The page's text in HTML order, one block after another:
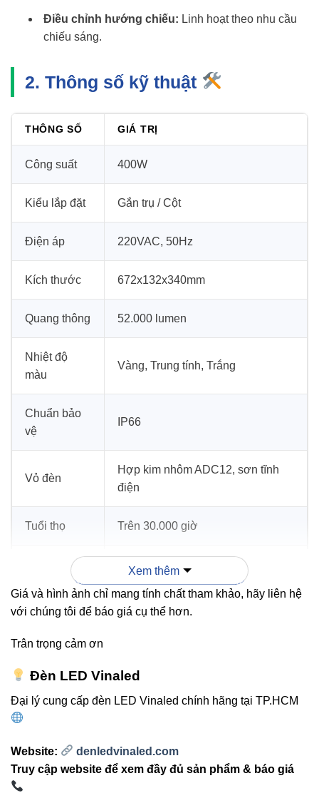
Điều chỉnh hướng chiếu: Linh hoạt theo nhu cầu
chiếu sáng.
2. Thông số kỹ thuật
THÔNG SỐ GIÁ TRỊ
Công suất 400W
Kiểu lắp đặt Gắn trụ / Cột
Điện áp 220VAC, 50Hz
Kích thước 672x132x340mm
Quang thông 52.000 lumen
Nhiệt độ
màu
Vàng, Trung tính, Trắng
Chuẩn bảo
vệ
IP66
Vỏ đèn
Hợp kim nhôm ADC12, sơn tĩnh
điện
Tuổi thọ Trên 30.000 giờ
Bảo hành 3 năm
3. Ứng dụng thực tế
Bãi đỗ xe, công viên, kho bãi, sân vườn.
Các công trình cần ánh sáng mạnh, ổn định và bền
“V2FLM-400 mang đến giải pháp chiếu
Xem thêm
Giá và hình ảnh chỉ mang tính chất tham khảo, hãy liên hệ
với chúng tôi để báo giá cụ thể hơn.
Trân trọng cảm ơn
Đèn LED Vinaled
Đại lý cung cấp đèn LED Vinaled chính hãng tại TP.HCM
Website:
denledvinaled.com
Truy cập website để xem đầy đủ sản phẩm & báo giá